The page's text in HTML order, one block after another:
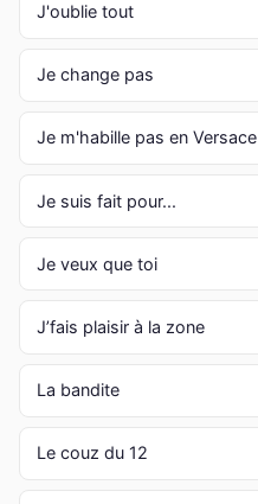
J'oublie tout
Je change pas
Je m'habille pas en Versace
Je suis fait pour...
Je veux que toi
J’fais plaisir à la zone
La bandite
Le couz du 12